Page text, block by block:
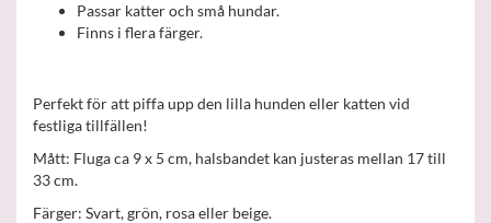
Passar katter och små hundar.
Finns i flera färger.
Perfekt för att piffa upp den lilla hunden eller katten vid
festliga tillfällen!
Mått: Fluga ca 9 x 5 cm, halsbandet kan justeras mellan 17 till
33 cm.
Färger: Svart, grön, rosa eller beige.